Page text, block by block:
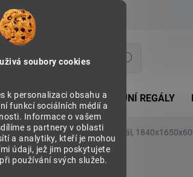
soubory cookies
k personalizaci obsahu a
funkcí sociálních médií a
Informace o vašem
s partnery v oblasti
a analytiky, kteří je mohou
údaji, jež jim poskytujete
používání svých služeb.
o používání COOKIES
Hledat
OBOUSTRANNÉ PRODEJNÍ REGÁLY
Kovový policový regál,